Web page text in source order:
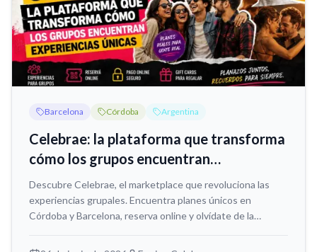
Barcelona Córdoba Argentina
Celebrae: la plataforma que transforma
cómo los grupos encuentran
experiencias únicas
Descubre Celebrae, el marketplace que revoluciona las
experiencias grupales. Encuentra planes únicos en
Córdoba y Barcelona, reserva online y olvídate de la